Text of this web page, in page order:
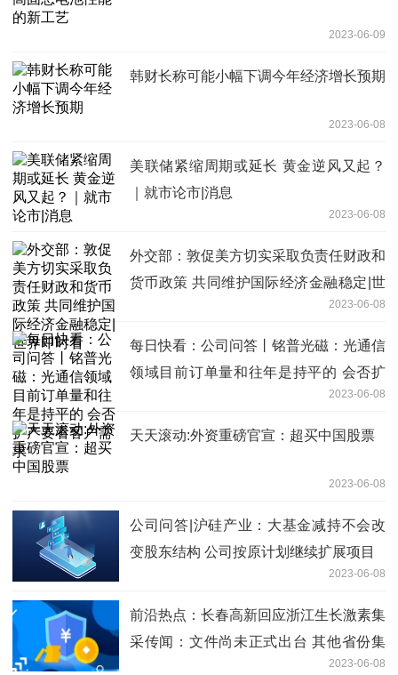
2023-06-09
韩财长称可能小幅下调今年经济增长预期
2023-06-08
美联储紧缩周期或延长 黄金逆风又起？
｜就市论市|消息
2023-06-08
外交部：敦促美方切实采取负责任财政和
货币政策 共同维护国际经济金融稳定|世
2023-06-08
每日快看：公司问答丨铭普光磁：光通信
领域目前订单量和往年是持平的 会否扩
2023-06-08
天天滚动:外资重磅官宣：超买中国股票
2023-06-08
公司问答|沪硅产业：大基金减持不会改
变股东结构 公司按原计划继续扩展项目
2023-06-08
前沿热点：长春高新回应浙江生长激素集
采传闻：文件尚未正式出台 其他省份集
2023-06-08